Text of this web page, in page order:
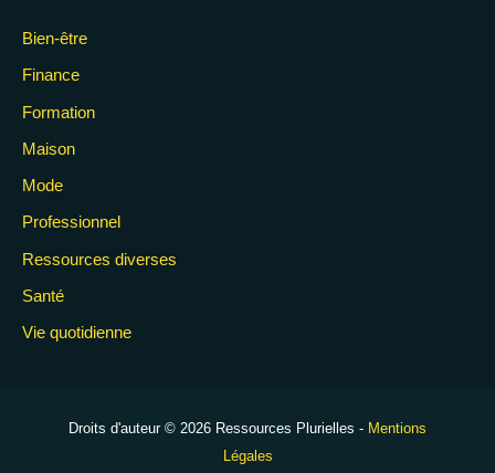
Bien-être
Finance
Formation
Maison
Mode
Professionnel
Ressources diverses
Santé
Vie quotidienne
Droits d'auteur © 2026 Ressources Plurielles - Mentions
Légales